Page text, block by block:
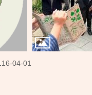
04-01